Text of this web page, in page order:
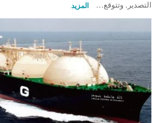
التصدير. وتتوقع…
المزيد